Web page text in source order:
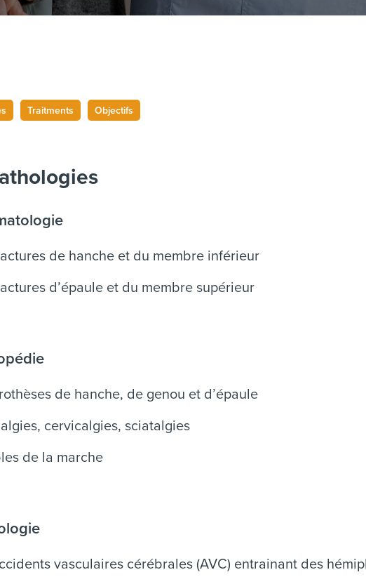
Traitments Objectifs
de hanche et du membre inférieur
d’épaule et du membre supérieur
de hanche, de genou et d’épaule
cervicalgies, sciatalgies
de la marche
vasculaires cérébrales (AVC) entrainant des